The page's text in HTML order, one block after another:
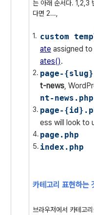
는 아래 순서다. 1,2,3
다면 2...,
custom
ate assigned
ates().
page-
t-news,
nt-news.php
page-
ess will look to
page.php
index.php
카테고리 표현하는
브라우저에서 카테고